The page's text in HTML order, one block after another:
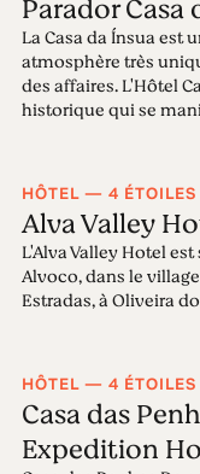
Parador Casa
La Casa da Ínsua est
atmosphère très
des affaires. L'Hôtel
historique qui se
HÔTEL — 4 ÉTOILES
Alva Valley
L'Alva Valley Hotel
Alvoco, dans le
Estradas, à Oliveira
HÔTEL — 4 ÉTOILES
Casa das
Expedition